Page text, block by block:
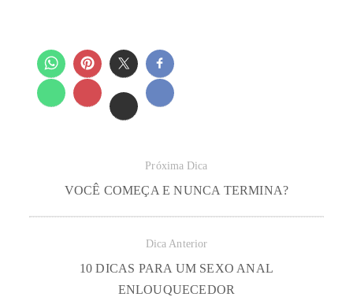
Próxima Dica
VOCÊ COMEÇA E NUNCA TERMINA?
Dica Anterior
10 DICAS PARA UM SEXO ANAL
ENLOUQUECEDOR